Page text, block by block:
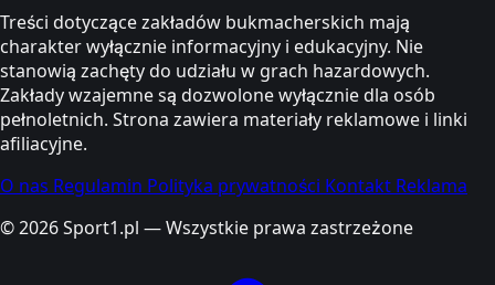
Treści dotyczące zakładów bukmacherskich mają
charakter wyłącznie informacyjny i edukacyjny. Nie
stanowią zachęty do udziału w grach hazardowych.
Zakłady wzajemne są dozwolone wyłącznie dla osób
pełnoletnich. Strona zawiera materiały reklamowe i linki
afiliacyjne.
O nas Regulamin Polityka prywatności Kontakt Reklama
© 2026 Sport1.pl — Wszystkie prawa zastrzeżone